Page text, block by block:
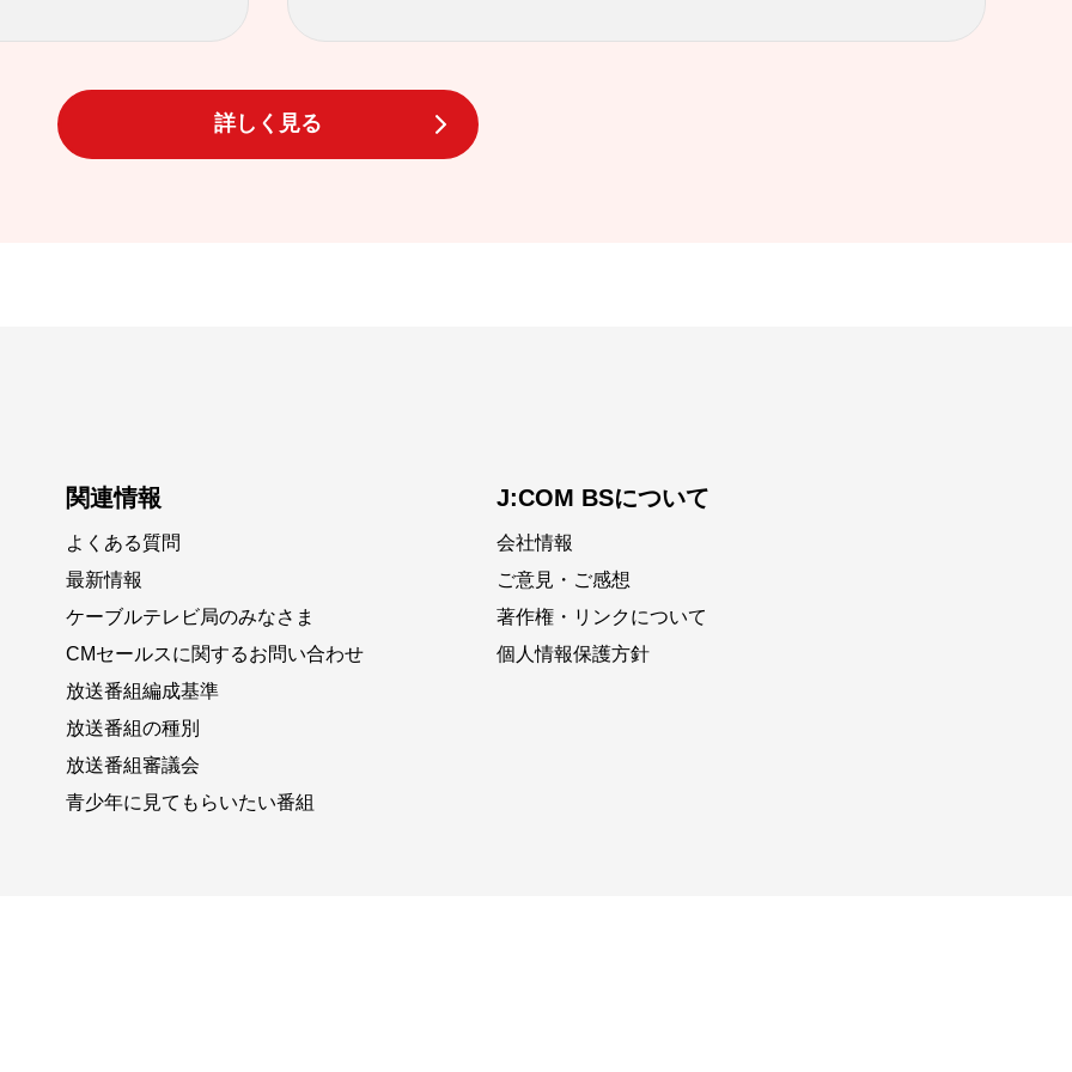
詳しく見る
関連情報
よくある質問
最新情報
ケーブルテレビ局のみなさま
CMセールスに関するお問い合わせ
放送番組編成基準
放送番組の種別
放送番組審議会
青少年に見てもらいたい番組
J:COM BSについて
会社情報
ご意見・ご感想
著作権・リンクについて
個人情報保護方針